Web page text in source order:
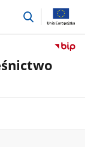
przejdź